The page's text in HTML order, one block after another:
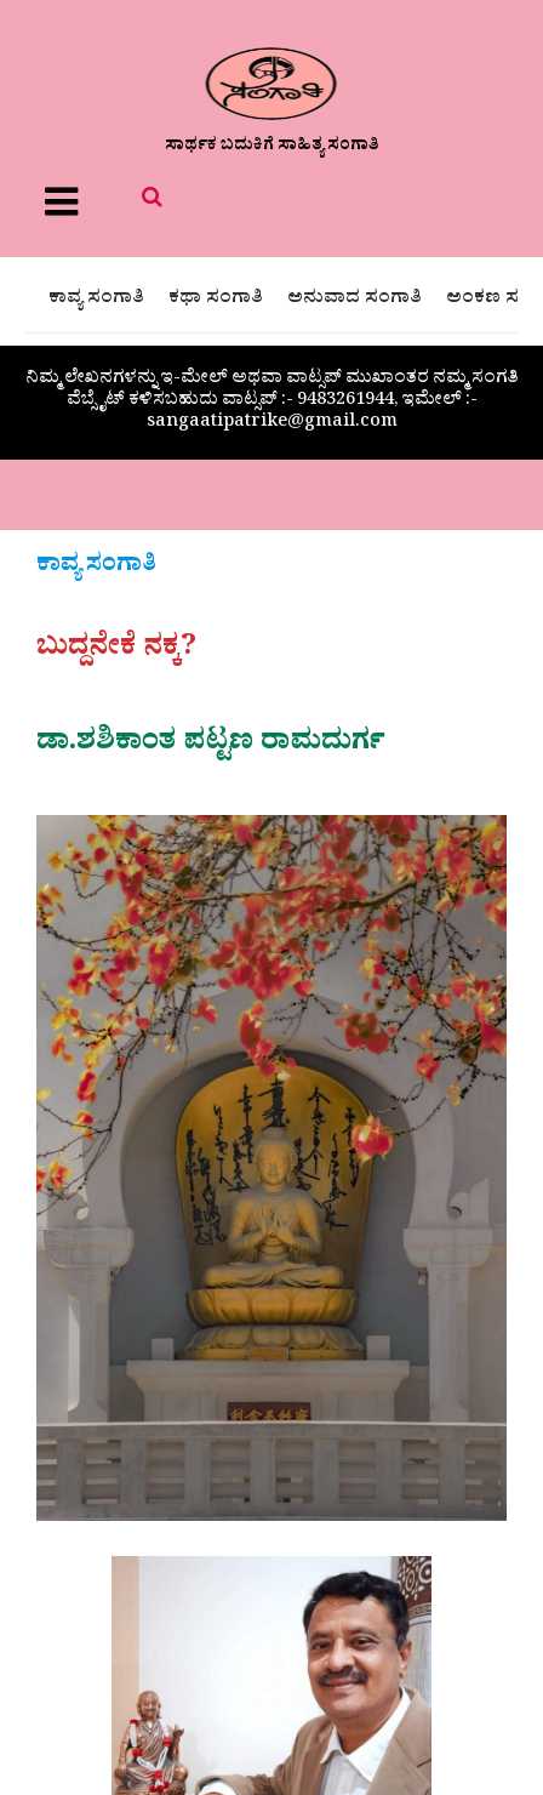
ಸಾರ್ಥಕ ಬದುಕಿಗೆ ಸಾಹಿತ್ಯ ಸಂಗಾತಿ
Menu
ಕಾವ್ಯ ಸಂಗಾತಿ ಕಥಾ ಸಂಗಾತಿ ಅನುವಾದ ಸಂಗಾತಿ ಅಂಕಣ
ನಿಮ್ಮ ಲೇಖನಗಳನ್ನು ಇ-ಮೇಲ್ ಅಥವಾ ವಾಟ್ಸಪ್ ಮುಖಾಂತರ ನಮ್ಮ ಸಂಗತಿ
ವೆಬ್ಸೈಟ್ ಕಳಿಸಬಹುದು ವಾಟ್ಸಪ್‌ :- 9483261944, ಇಮೇಲ್ :-
sangaatipatrike@gmail.com
ಕಾವ್ಯ ಸಂಗಾತಿ
ಬುದ್ದನೇಕೆ ನಕ್ಕ?
ಡಾ.ಶಶಿಕಾಂತ ಪಟ್ಟಣ ರಾಮದುರ್ಗ